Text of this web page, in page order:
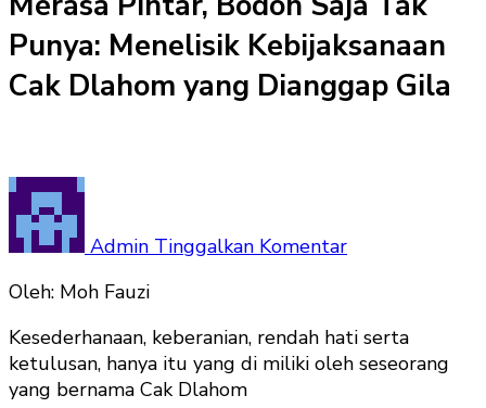
Punya: Menelisik Kebijaksanaan
Cak Dlahom yang Dianggap Gila
Admin Tinggalkan KomentarPintar,
Punya:
Menelisik
Oleh: Moh Fauzi
Kesederhanaan, keberanian, rendah hati serta
ketulusan, hanya itu yang di miliki oleh seseorang
yang bernama Cak Dlahom